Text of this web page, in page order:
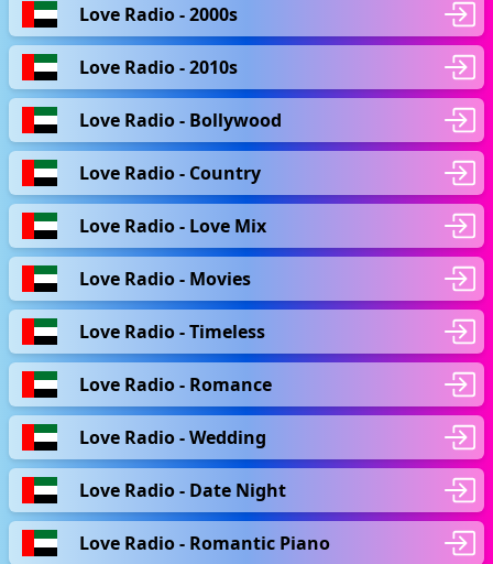
Love Radio - 2000s
Love Radio - 2010s
Love Radio - Bollywood
Love Radio - Country
Love Radio - Love Mix
Love Radio - Movies
Love Radio - Timeless
Love Radio - Romance
Love Radio - Wedding
Love Radio - Date Night
Love Radio - Romantic Piano